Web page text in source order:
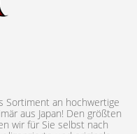
Sortiment an hochwertige
aus Japan! Den größten
wir für Sie selbst nach